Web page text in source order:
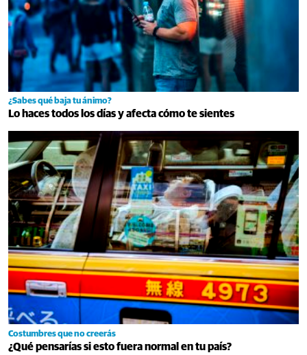
¿Sabes qué baja tu ánimo?
Lo haces todos los días y afecta cómo te sientes
Costumbres que no creerás
¿Qué pensarías si esto fuera normal en tu país?